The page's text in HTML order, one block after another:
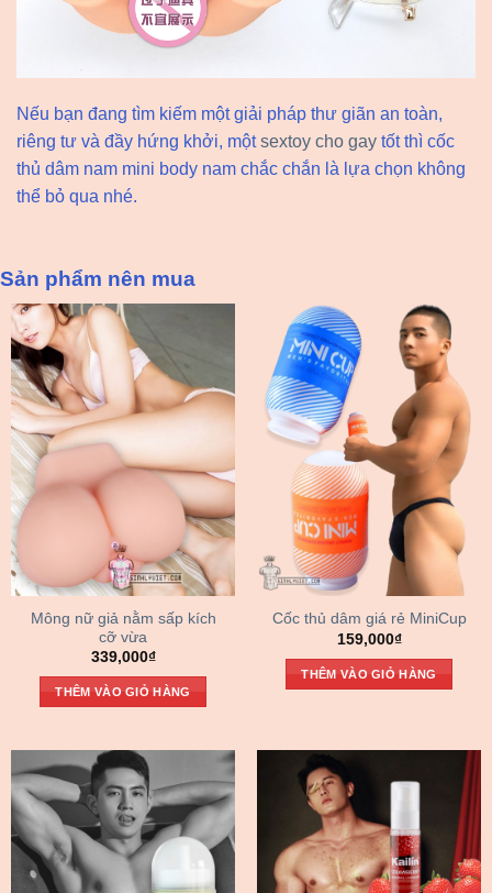
Nếu bạn đang tìm kiếm một giải pháp thư giãn an toàn,
riêng tư và đầy hứng khởi, mộtsextoy cho gay tốt thì cốc
thủ dâm nam mini body nam chắc chắn là lựa chọn không
thể bỏ qua nhé.
Sản phẩm nên mua
Mông nữ giả nằm sấp kích
cỡ vừa
339,000₫
THÊM VÀO GIỎ HÀNG
Cốc thủ dâm giá rẻ MiniCup
159,000₫
THÊM VÀO GIỎ HÀNG